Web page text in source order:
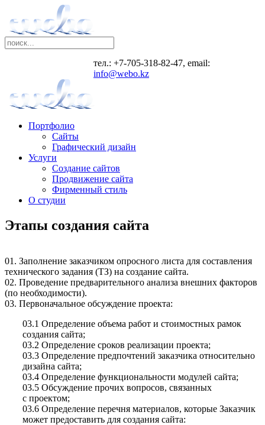
тел.: +7-705-318-82-47, email:
info@webo.kz
Портфолио
Сайты
Графический дизайн
Услуги
Создание сайтов
Продвижение сайта
Фирменный стиль
О студии
Этапы создания сайта
01. Заполнение заказчиком опросного листа для составления
технического задания (ТЗ) на создание сайта.
02. Проведение предварительного анализа внешних факторов
(по необходимости).
03. Первоначальное обсуждение проекта:
03.1 Определение объема работ и стоимостных рамок
создания сайта;
03.2 Определение сроков реализации проекта;
03.3 Определение предпочтений заказчика относительно
дизайна сайта;
03.4 Определение функциональности модулей сайта;
03.5 Обсуждение прочих вопросов, связанных
с проектом;
03.6 Определение перечня материалов, которые Заказчик
может предоставить для создания сайта: